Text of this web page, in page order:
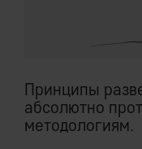
Принципы
абсолютно
методологиям.